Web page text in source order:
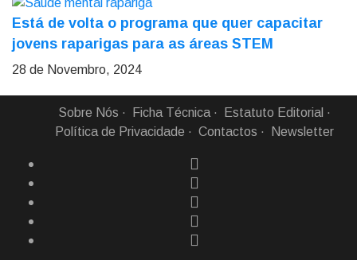
Está de volta o programa que quer capacitar
jovens raparigas para as áreas STEM
28 de Novembro, 2024
Sobre Nós Ficha Técnica
Estatuto Editorial
Política de Privacidade
Contactos Newsletter